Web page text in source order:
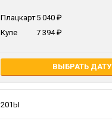
Плацкарт5 040
Купе
7 394
ВЫБРАТЬ ДАТУ
201Ы